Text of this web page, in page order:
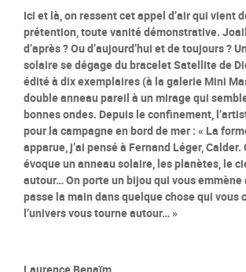
Ici et là, on ressent cet appel d’air qui vient
prétention, toute vanité démonstrative.
d’après ? Ou d’aujourd’hui et de toujours ?
solaire se dégage du bracelet Satellite de
édité à dix exemplaires (à la galerie Mini
double anneau pareil à un mirage qui
bonnes ondes. Depuis le confinement,
pour la campagne en bord de mer : « La
apparue, j’ai pensé à Fernand Léger,
évoque un anneau solaire, les planètes, le
autour… On porte un bijou qui vous emmène
passe la main dans quelque chose qui vous
l’univers vous tourne autour… »